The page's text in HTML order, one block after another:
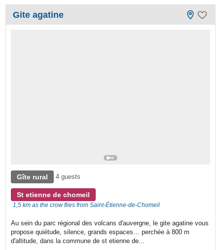
Gite agatine
Gîte rural 4 guests
St etienne de chomeil
1,5 km as the crow flies from Saint-Étienne-de-Chomeil
Au sein du parc régional des volcans d'auvergne, le gite agatine vous
propose quiétude, silence, grands espaces… perchée à 800 m
d'altitude, dans la commune de st etienne de...